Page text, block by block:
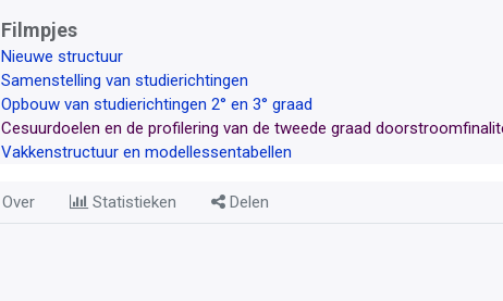
Filmpjes
Nieuwe structuur
Samenstelling van studierichtingen
Opbouw van studierichtingen 2° en 3° graad
Cesuurdoelen en de profilering van de tweede graad
Vakkenstructuur en modellessentabellen
Over Statistieken Delen